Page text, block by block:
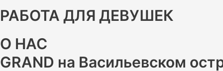
РАБОТА ДЛЯ ДЕВУШЕК
О НАС
GRAND на Васильевском